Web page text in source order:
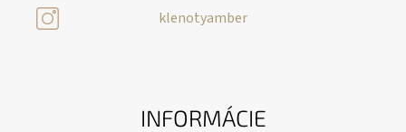
klenotyamber
INFORMÁCIE